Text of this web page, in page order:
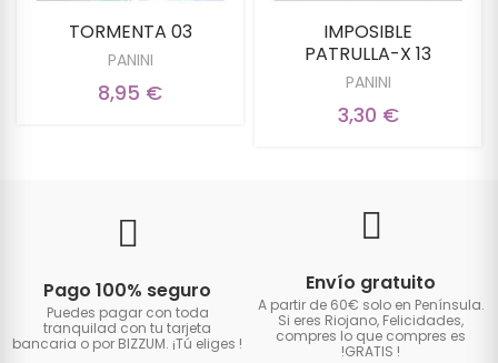
TORMENTA 03
PANINI
8,95 €
IMPOSIBLE
PATRULLA-X 13
PANINI
3,30 €
Pago 100% seguro
Puedes pagar con toda
tranquilad con tu tarjeta
bancaria o por BIZZUM. ¡Tú eliges !
Envío gratuito
A partir de 60€ solo en Península.
Si eres Riojano, Felicidades,
compres lo que compres es
!GRATIS !